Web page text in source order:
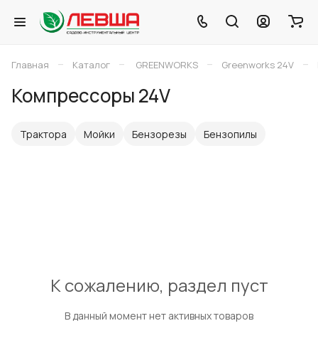
Главная – Каталог – GREENWORKS – Greenworks 24V –
Компрессоры 24V
Трактора Мойки Бензорезы Бензопилы
К сожалению, раздел пуст
В данный момент нет активных товаров